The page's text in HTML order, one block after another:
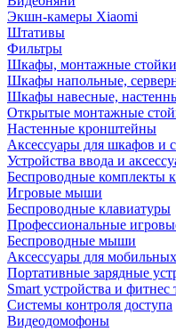
Экшн-камеры Xiaomi
Штативы
Фильтры
Шкафы, монтажные стойки
Шкафы напольные,
Шкафы навесные,
Открытые монтажные
Настенные кронштейны
Аксессуары для шкафов и
Устройства ввода и
Беспроводные комплекты
Игровые мыши
Беспроводные клавиатуры
Профессиональные
Беспроводные мыши
Аксессуары для
Портативные зарядные
Smart устройства и фитнес
Системы контроля доступа
Видеодомофоны